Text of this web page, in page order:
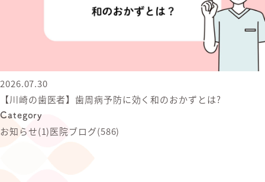
2026.07.30
【川崎の歯医者】歯周病予防に効く和のおかずとは?
Category
お知らせ(1)医院ブログ(586)